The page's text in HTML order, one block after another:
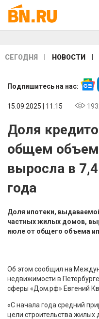
СЕГОДНЯ НОВОСТИ
Подпишитесь на нас:
15.09.2025 | 11:15
Доля
общем
выросла в
года
Доля ипотеки,
частных жилых домов,
июле от общего объема
Об этом сообщил на
недвижимости в
сферы «Дом.рф» Евгений
«С начала года средний
цели строительства жилых